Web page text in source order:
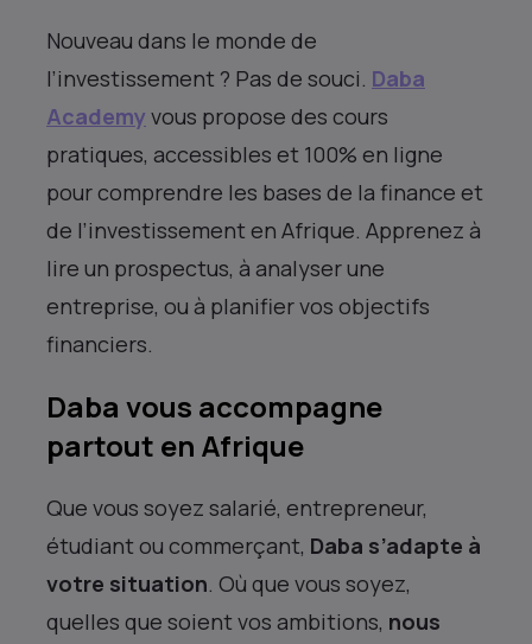
Nouveau dans le monde de
l’investissement ? Pas de souci. Daba
Academy vous propose des cours
pratiques, accessibles et 100% en ligne
pour comprendre les bases de la finance et
de l’investissement en Afrique. Apprenez à
lire un prospectus, à analyser une
entreprise, ou à planifier vos objectifs
financiers.
Daba vous accompagne
partout en Afrique
Que vous soyez salarié, entrepreneur,
étudiant ou commerçant, Daba s’adapte à
votre situation. Où que vous soyez,
quelles que soient vos ambitions, nous